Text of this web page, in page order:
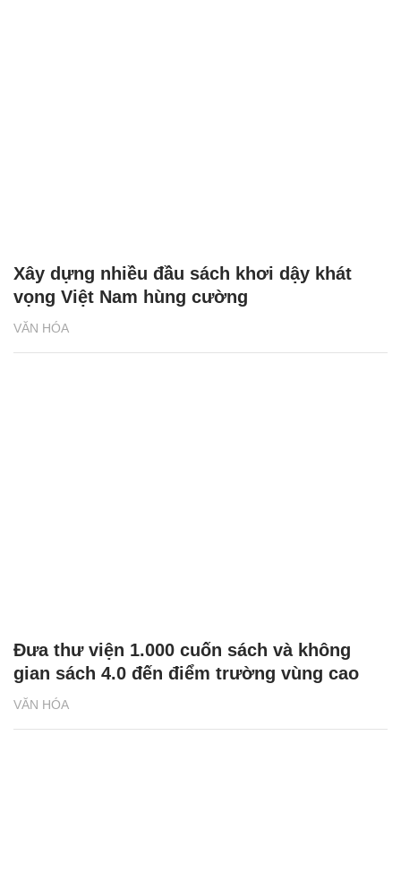
VĂN HÓA
Xây dựng nhiều đầu sách khơi dậy khát
vọng Việt Nam hùng cường
VĂN HÓA
Đưa thư viện 1.000 cuốn sách và không
gian sách 4.0 đến điểm trường vùng cao